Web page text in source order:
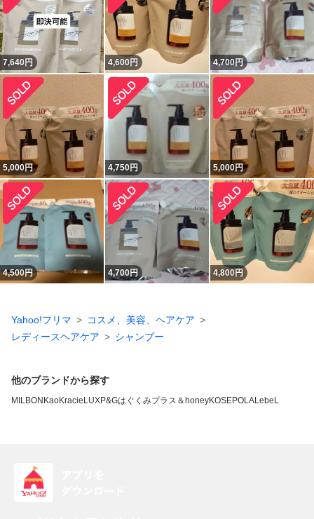
7,640円 4,600円 4,700円
5,000円 4,750円 5,000円
4,500円 4,700円 4,800円
Yahoo!フリマ
コスメ、美容、ヘアケア
レディースヘアケア
シャンプー
他のブランドから探す
MILBON KaoKracie LUXP&Gはぐくみプラス ＆honeyKOSEPOLALebeL